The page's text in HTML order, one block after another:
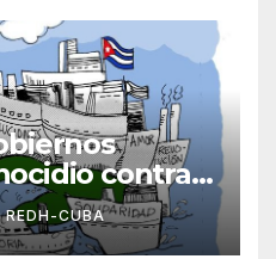
contra
López
REDH-CUBA